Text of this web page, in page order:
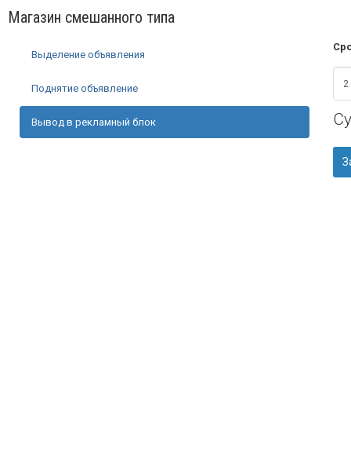
Магазин смешанного типа
Выделение объявления
Поднятие объявление
Вывод в рекламный блок